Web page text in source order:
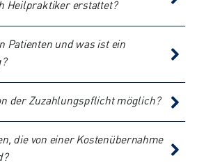
Heilpraktiker erstattet?
Patienten und was ist ein
der Zuzahlungspflicht möglich?
die von einer Kostenübernahme